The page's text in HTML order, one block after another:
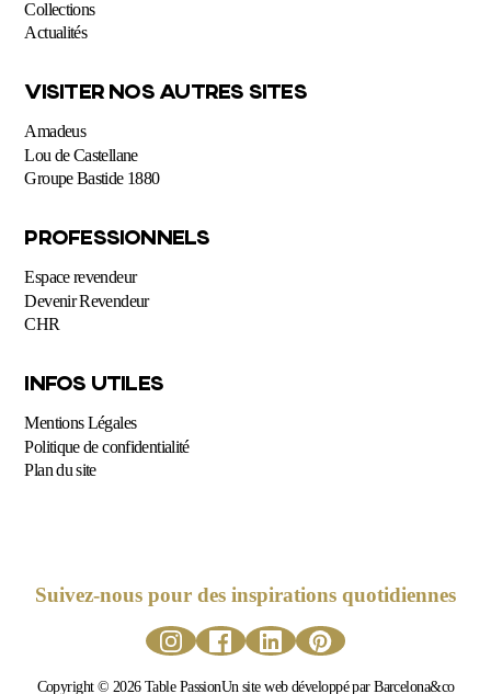
Collections
Actualités
VISITER NOS AUTRES SITES
Amadeus
Lou de Castellane
Groupe Bastide 1880
PROFESSIONNELS
Espace revendeur
Devenir Revendeur
CHR
INFOS UTILES
Mentions Légales
Politique de confidentialité
Plan du site
Suivez-nous pour des inspirations quotidiennes
Copyright © 2026 Table PassionUn site web développé par Barcelona&co